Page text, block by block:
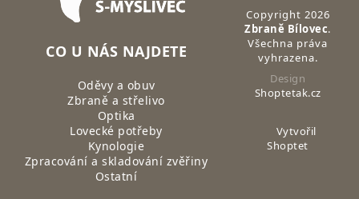
CO U NÁS NAJDETE
Oděvy a obuv
Zbraně a střelivo
Optika
Lovecké potřeby
Kynologie
Zpracování a skladování zvěřiny
Ostatní
Copyright 2026
Zbraně Bílovec.
Všechna práva
vyhrazena.
Design
Shoptetak.cz
Vytvořil
Shoptet